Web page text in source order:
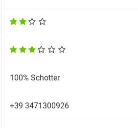
100% Schotter
+39 3471300926